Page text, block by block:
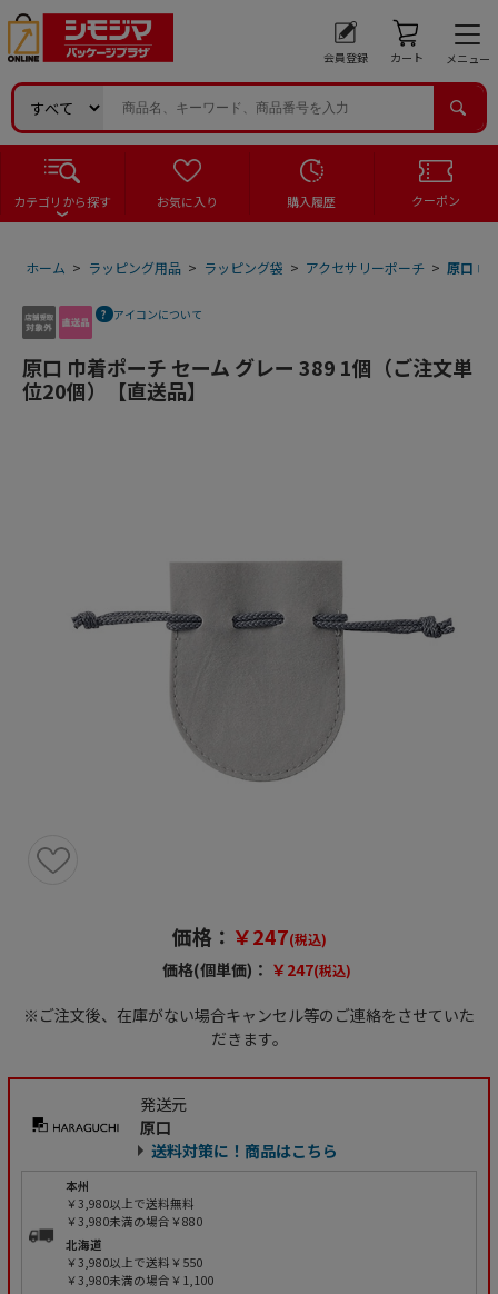
会員登録 カート メニュー
カテゴリから探す お気に入り 購入履歴 クーポン
ホーム > ラッピング用品 > ラッピング袋 > アクセサリーポーチ > 原口 巾
アイコンについて
原口 巾着ポーチ セーム グレー 389 1個（ご注文単
位20個）【直送品】
価格： ￥247(税込)
価格(個単価)： ￥247(税込)
※ご注文後、在庫がない場合キャンセル等のご連絡をさせていた
だきます。
発送元
原口
送料対策に！商品はこちら
本州
￥3,980以上で送料無料
￥3,980未満の場合￥880
北海道
￥3,980以上で送料￥550
￥3,980未満の場合￥1,100